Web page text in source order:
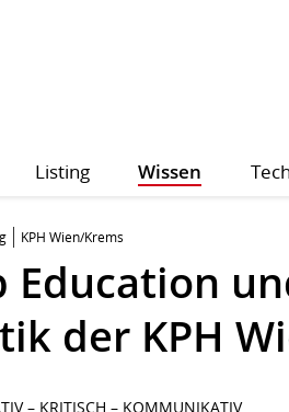
Listing Wissen
KPH Wien/Krems
Education
der KPH
– KRITISCH – KOMMUNIKATIV